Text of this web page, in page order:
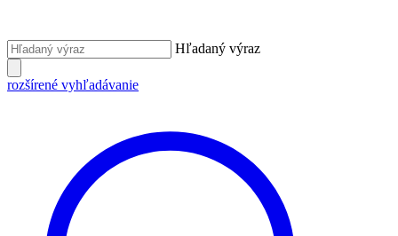
Hľadaný výraz
rozšírené vyhľadávanie